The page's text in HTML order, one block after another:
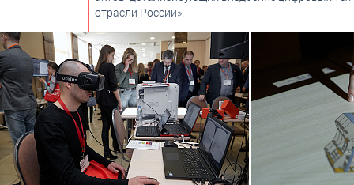
отрасли России».